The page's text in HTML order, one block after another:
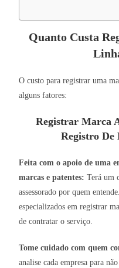
Quanto Custa
O custo para registrar uma
alguns fatores:
Registrar Marca
Registro De
Feita com o apoio de uma
marcas e patentes: Terá um
assessorado por quem
especializados em registrar
de contratar o serviço.
Tome cuidado com quem
analise cada empresa para